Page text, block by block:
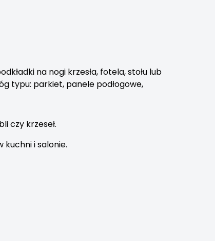
na nogi krzesła, fotela, stołu lub
typu: parkiet, panele podłogowe,
czy krzeseł.
kuchni i salonie.